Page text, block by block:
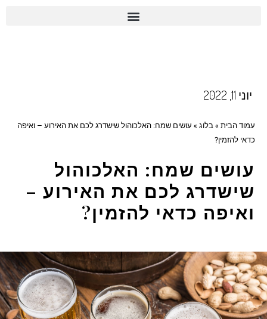
יוני 11, 2022
עמוד הבית »בלוג » עושים שמח: האלכוהול שישדרג לכם את האירוע – ואיפה
כדאי להזמין?
עושים שמח: האלכוהול
שישדרג לכם את האירוע –
ואיפה כדאי להזמין?